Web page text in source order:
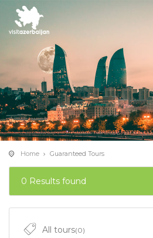
Home Guaranteed Tours
0 Results found
All tours(0)